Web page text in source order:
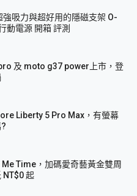
吸力與超好用的隱磁支架 O-
動電源 開箱 評測
及 moto g37 power上市，登
Liberty 5 Pro Max，有螢幕
Time，加碼愛奇藝黃金雙周
NT$0 起